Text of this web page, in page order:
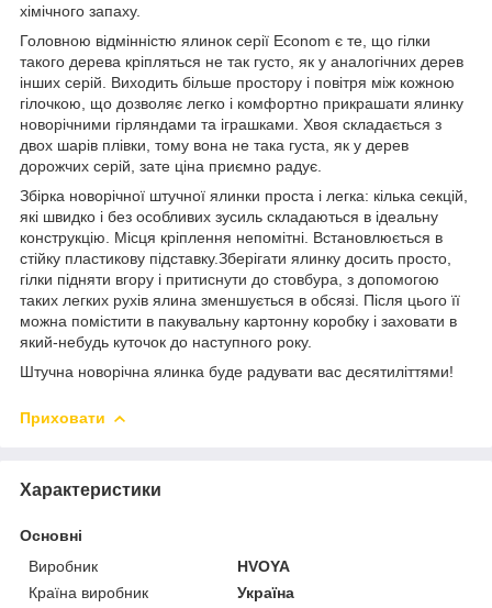
хімічного запаху.
Головною відмінністю ялинок серії Econom є те, що гілки
такого дерева кріпляться не так густо, як у аналогічних дерев
інших серій. Виходить більше простору і повітря між кожною
гілочкою, що дозволяє легко і комфортно прикрашати ялинку
новорічними гірляндами та іграшками. Хвоя складається з
двох шарів плівки, тому вона не така густа, як у дерев
дорожчих серій, зате ціна приємно радує.
Збірка новорічної штучної ялинки проста і легка: кілька секцій,
які швидко і без особливих зусиль складаються в ідеальну
конструкцію. Місця кріплення непомітні. Встановлюється в
стійку пластикову підставку.Зберігати ялинку досить просто,
гілки підняти вгору і притиснути до стовбура, з допомогою
таких легких рухів ялина зменшується в обсязі. Після цього її
можна помістити в пакувальну картонну коробку і заховати в
який-небудь куточок до наступного року.
Штучна новорічна ялинка буде радувати вас десятиліттями!
Приховати
Характеристики
Основні
Виробник
HVOYA
Країна виробник
Україна